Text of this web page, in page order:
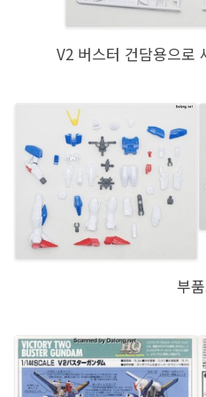
V2 버스터 건담용으로
부